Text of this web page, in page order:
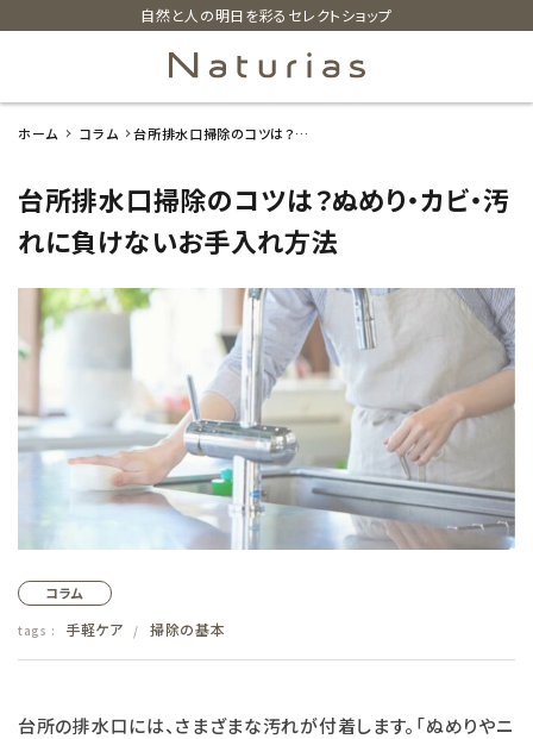
自然と人の明日を彩るセレクトショップ
ホーム
新着商品
カテゴリーから探す
美容・コスメ・香水
衛生用品
フェムケア
インナー・下着・ナイトウェア
キッズ・ベビー・マタニティ
ホーム コラム
台所排水口掃除のコツは？ぬ
台所排水口掃除のコツは？ぬめり・カビ・汚
れに負けないお手入れ方法
コラム
tags : 手軽ケア / 掃除の基本
台所の排水口には、さまざまな汚れが付着します。「ぬめりやニ